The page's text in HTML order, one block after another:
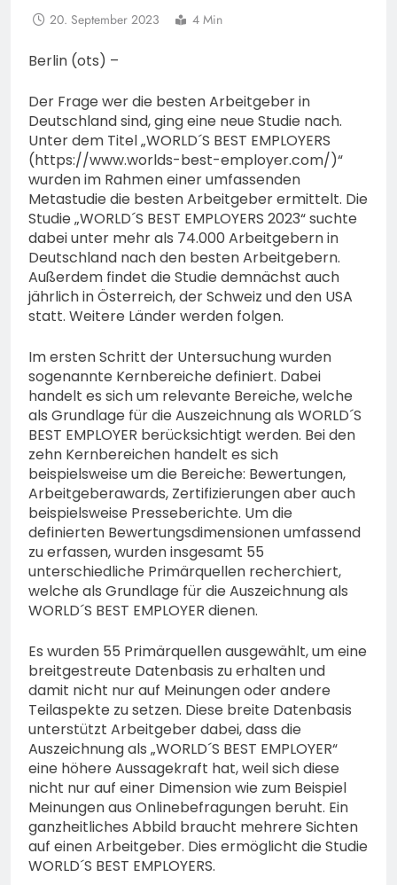
20. September 2023 4 Min
Berlin (ots) –
Der Frage wer die besten Arbeitgeber in
Deutschland sind, ging eine neue Studie nach.
Unter dem Titel „WORLD´S BEST EMPLOYERS
(https://www.worlds-best-employer.com/)“
wurden im Rahmen einer umfassenden
Metastudie die besten Arbeitgeber ermittelt. Die
Studie „WORLD´S BEST EMPLOYERS 2023“ suchte
dabei unter mehr als 74.000 Arbeitgebern in
Deutschland nach den besten Arbeitgebern.
Außerdem findet die Studie demnächst auch
jährlich in Österreich, der Schweiz und den USA
statt. Weitere Länder werden folgen.
Im ersten Schritt der Untersuchung wurden
sogenannte Kernbereiche definiert. Dabei
handelt es sich um relevante Bereiche, welche
als Grundlage für die Auszeichnung als WORLD´S
BEST EMPLOYER berücksichtigt werden. Bei den
zehn Kernbereichen handelt es sich
beispielsweise um die Bereiche: Bewertungen,
Arbeitgeberawards, Zertifizierungen aber auch
beispielsweise Presseberichte. Um die
definierten Bewertungsdimensionen umfassend
zu erfassen, wurden insgesamt 55
unterschiedliche Primärquellen recherchiert,
welche als Grundlage für die Auszeichnung als
WORLD´S BEST EMPLOYER dienen.
Es wurden 55 Primärquellen ausgewählt, um eine
breitgestreute Datenbasis zu erhalten und
damit nicht nur auf Meinungen oder andere
Teilaspekte zu setzen. Diese breite Datenbasis
unterstützt Arbeitgeber dabei, dass die
Auszeichnung als „WORLD´S BEST EMPLOYER“
eine höhere Aussagekraft hat, weil sich diese
nicht nur auf einer Dimension wie zum Beispiel
Meinungen aus Onlinebefragungen beruht. Ein
ganzheitliches Abbild braucht mehrere Sichten
auf einen Arbeitgeber. Dies ermöglicht die Studie
WORLD´S BEST EMPLOYERS.